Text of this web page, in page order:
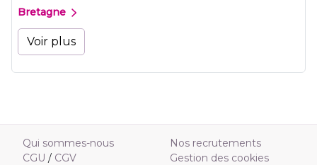
Bretagne
Voir plus
Qui sommes-nous
CGU / CGV
Nos recrutements
Gestion des cookies